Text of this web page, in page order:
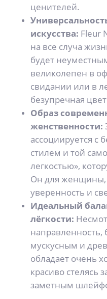
ценителей.
искусства: Fleur
на все случа
будет
великолепен в
свидании или в
безупречная
Образ
женственности:
ассоциируется с
стилем и той
легкостью»,
Он для женщины,
уверенность и
Идеальный
лёгкости:
направленность,
мускусным и
обладает очень
красиво стелясь
заметным